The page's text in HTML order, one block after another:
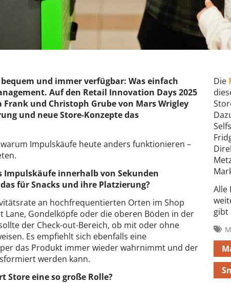
und immer verfügbar: Was einfach
Auf den Retail Innovation Days 2025
und Christoph Grube von Mars Wrigley
und neue Store-Konzepte das
Impulskäufe heute anders funktionieren –
Impulskäufe innerhalb von Sekunden
für Snacks und ihre Platzierung?
an hochfrequentierten Orten im Shop
Lane, Gondelköpfe oder die oberen Böden in der
der Check-out-Bereich, ob mit oder ohne
Es empfiehlt sich ebenfalls eine
das Produkt immer wieder wahrnimmt und der
werden kann.
Store eine so große Rolle?
Die
Alle
gibt